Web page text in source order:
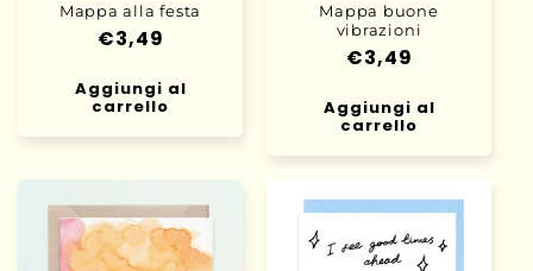
Mappa alla festa
Prezzo
listino
€3,49
Aggiungi al
carrello
Mappa buone
vibrazioni
Prezzo
listino
€3,49
Aggiungi al
carrello